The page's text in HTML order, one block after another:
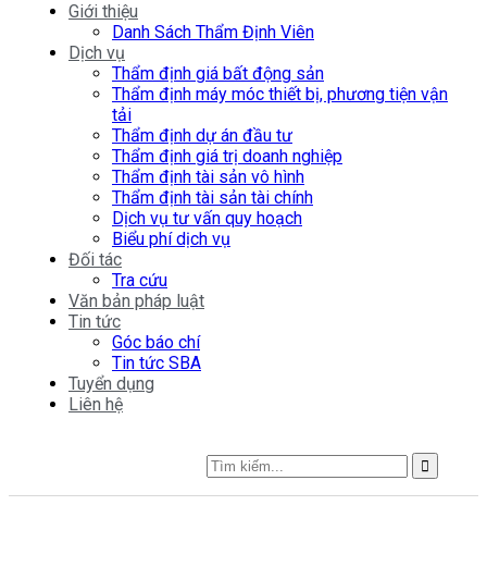
Giới thiệu
Danh Sách Thẩm Định Viên
Dịch vụ
Thẩm định giá bất động sản
Thẩm định máy móc thiết bị, phương tiện vận
tải
Thẩm định dự án đầu tư
Thẩm định giá trị doanh nghiệp
Thẩm định tài sản vô hình
Thẩm định tài sản tài chính
Dịch vụ tư vấn quy hoạch
Biểu phí dịch vụ
Đối tác
Tra cứu
Văn bản pháp luật
Tin tức
Góc báo chí
Tin tức SBA
Tuyển dụng
Liên hệ